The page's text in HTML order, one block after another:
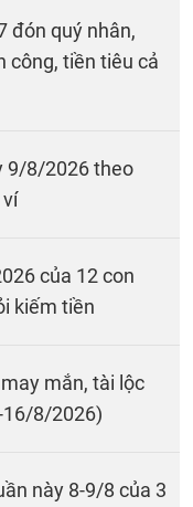
đón quý nhân,
công, tiền tiêu cả
9/8/2026 theo
của 12 con
kiếm tiền
mắn, tài lộc
16/8/2026)
này 8-9/8 của 3